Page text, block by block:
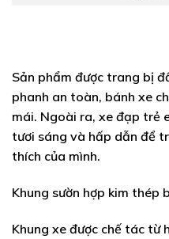
Sản phẩm được trang bị
phanh an toàn, bánh xe
mái. Ngoài ra, xe đạp trẻ
tươi sáng và hấp dẫn để
thích của mình.
Khung sườn hợp kim thép
Khung xe được chế tác từ